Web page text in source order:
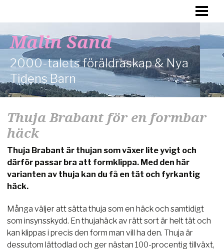
DAGENS BARN
HÄLSA
FAMILJ
OM MIG
Malin Sand
2000-talets föräldraskap & Nya
Tidens Barn
Thuja Brabant för en formbar
häck
Thuja Brabant är thujan som växer lite yvigt och
därför passar bra att formklippa. Med den här
varianten av thuja kan du få en tät och fyrkantig
häck.
Många väljer att sätta thuja som en häck och samtidigt
som insynsskydd. En thujahäck av rätt sort är helt tät och
kan klippas i precis den form man vill ha den. Thuja är
dessutom lättodlad och ger nästan 100-procentig tillväxt,